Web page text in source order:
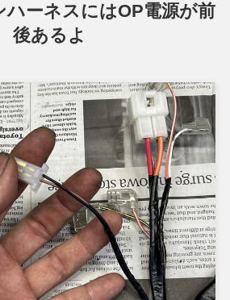
ハーネスにはOP電源が前
後あるよ